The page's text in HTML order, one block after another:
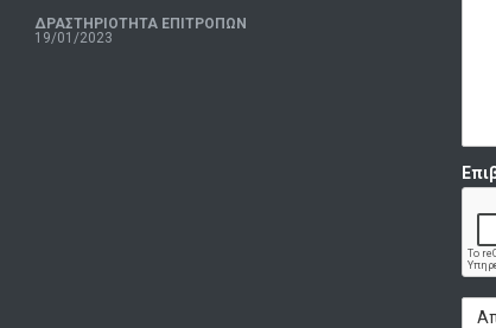
ΔΡΑΣΤΗΡΙΟΤΗΤΑ ΕΠΙΤΡΟΠΩΝ
19/01/2023